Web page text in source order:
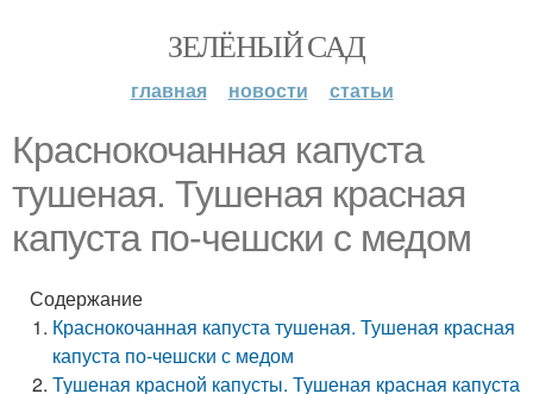
ЗЕЛЁНЫЙ САД
главная новости статьи
Краснокочанная капуста
тушеная. Тушеная красная
капуста по-чешски с медом
Содержание
Краснокочанная капуста тушеная. Тушеная красная
капуста по-чешски с медом
Тушеная красной капусты. Тушеная красная капуста